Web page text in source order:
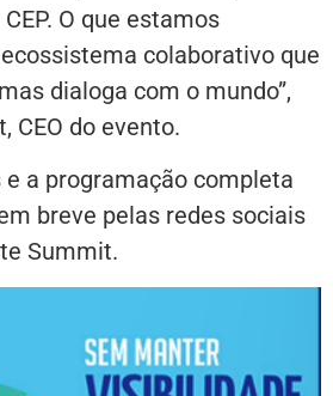
O que estamos
colaborativo que
dialoga com o mundo”,
CEO do evento.
a programação completa
breve pelas redes sociais
Summit.